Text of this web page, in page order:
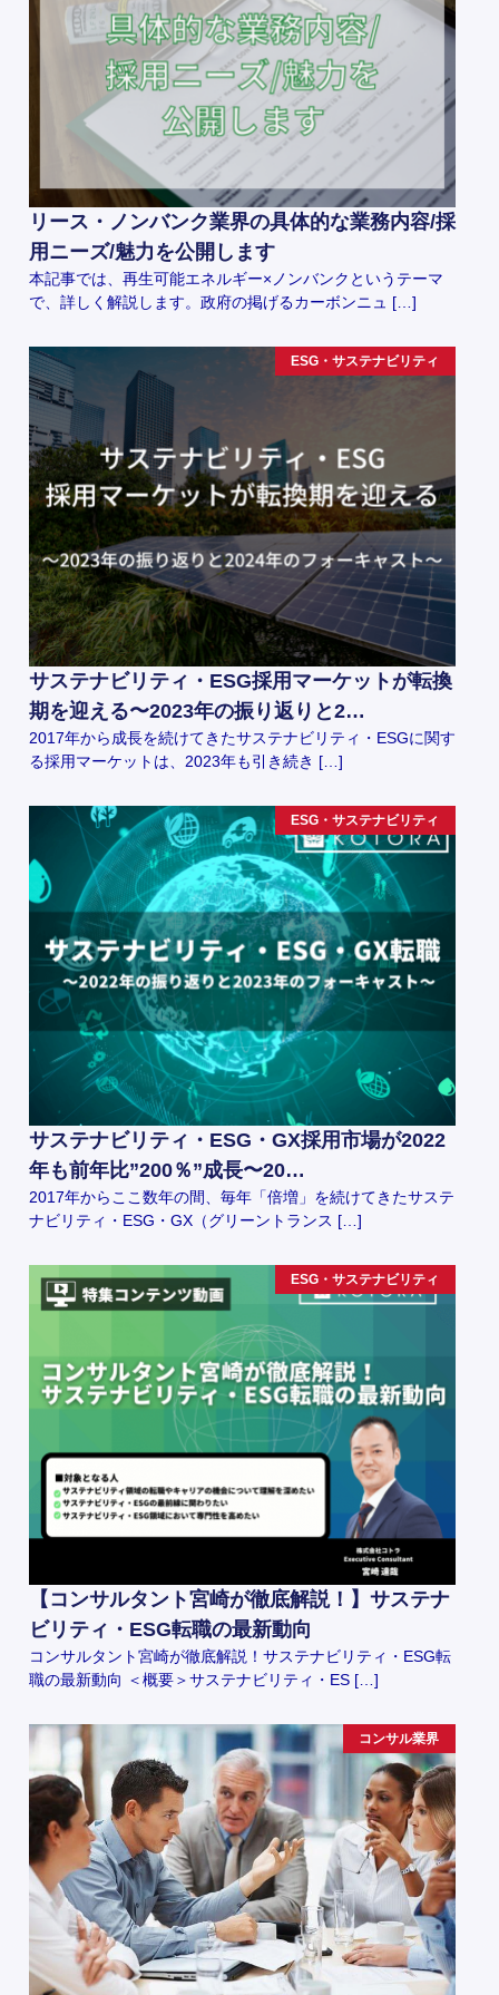
リース・ノンバンク業界の具体的な業務内容/採
用ニーズ/魅力を公開します
本記事では、再生可能エネルギー×ノンバンクというテーマ
で、詳しく解説します。政府の掲げるカーボンニュ […]
ESG・サステナビリティ
サステナビリティ・ESG採用マーケットが転換
期を迎える〜2023年の振り返りと2…
2017年から成長を続けてきたサステナビリティ・ESGに関す
る採用マーケットは、2023年も引き続き […]
ESG・サステナビリティ
サステナビリティ・ESG・GX採用市場が2022
年も前年比”200％”成長〜20…
2017年からここ数年の間、毎年「倍増」を続けてきたサステ
ナビリティ・ESG・GX（グリーントランス […]
ESG・サステナビリティ
【コンサルタント宮崎が徹底解説！】サステナ
ビリティ・ESG転職の最新動向
コンサルタント宮崎が徹底解説！サステナビリティ・ESG転
職の最新動向 ＜概要＞サステナビリティ・ES […]
コンサル業界